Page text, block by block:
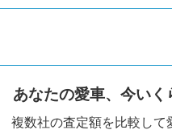
あなたの愛車、今いく
複数社の査定額を比較し